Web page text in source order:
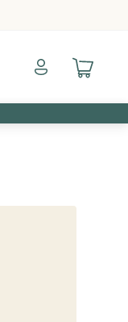
Naar mijn account
Naar mijn